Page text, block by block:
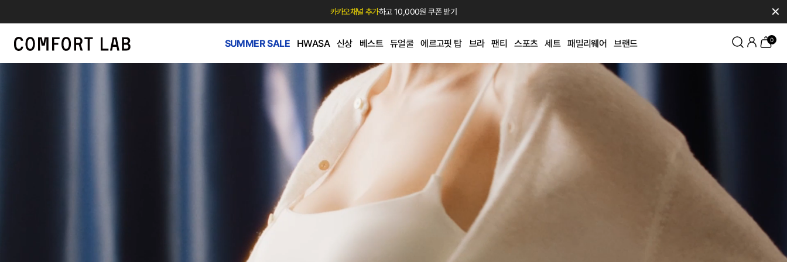
카카오채널 추가하고 10,000원 쿠폰 받기 ✕
SUMMER SALE HWASA 신상 베스트 듀얼쿨 에르고핏 탑 브라 팬티 스포츠 세트 패밀리웨어 브랜드 0